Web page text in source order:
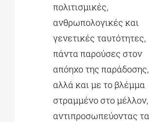
πολιτισμικές,
ανθρωπολογικές και
γενετικές ταυτότητες,
πάντα παρούσες στον
απόηχο της παράδοσης,
αλλά και με το βλέμμα
στραμμένο στο μέλλον,
αντιπροσωπεύοντας τα